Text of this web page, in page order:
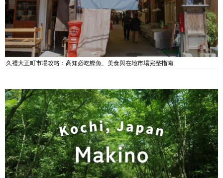
久禮大正町市場攻略：高知必吃鰹魚、美食與在地市場完整指南